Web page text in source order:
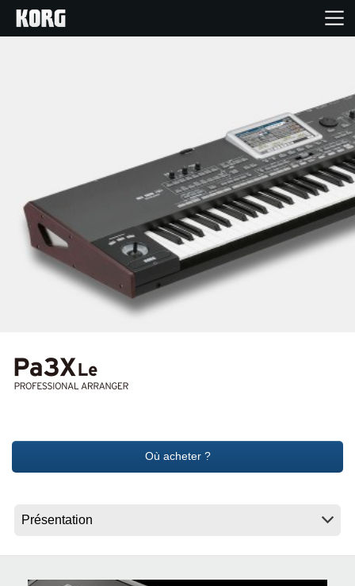
Support
Où acheter ?
News
Où acheter ?